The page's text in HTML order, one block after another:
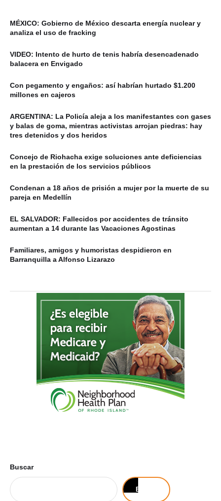
MÉXICO: Gobierno de México descarta energía nuclear y
analiza el uso de fracking
VIDEO: Intento de hurto de tenis habría desencadenado
balacera en Envigado
Con pegamento y engaños: así habrían hurtado $1.200
millones en cajeros
ARGENTINA: La Policía aleja a los manifestantes con gases
y balas de goma, mientras activistas arrojan piedras: hay
tres detenidos y dos heridos
Concejo de Riohacha exige soluciones ante deficiencias
en la prestación de los servicios públicos
Condenan a 18 años de prisión a mujer por la muerte de su
pareja en Medellín
EL SALVADOR: Fallecidos por accidentes de tránsito
aumentan a 14 durante las Vacaciones Agostinas
Familiares, amigos y humoristas despidieron en
Barranquilla a Alfonso Lizarazo
Buscar
Buscar